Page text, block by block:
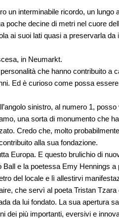
un interminabile ricordo, un lungo
poche decine di metri nel cuore
ai suoi lati quasi a preservarla da
in Neumarkt.
che hanno contribuito a
Ed è curioso come possa
sinistro, al numero 1,
una sorta di monumento che
Credo che, molto
alla sua fondazione.
Europa. E questo brulichio di
e la poetessa Emy Hennings
del locale e lì allestirvi
che servì al poeta Tristan
da lui fondato. La sua apertura
dei più importanti, eversivi e